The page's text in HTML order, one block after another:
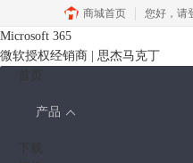
商城首页 您好， 请
Microsoft 365
微软授权经销商 | 思杰马克丁
产品